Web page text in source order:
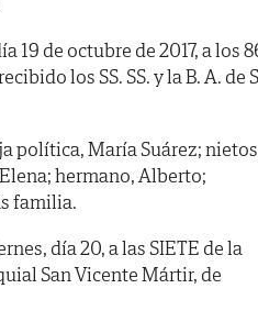
19 de octubre de 2017, a los
los SS. SS. y la B. A. de
política, María Suárez;
hermano, Alberto;
familia.
día 20, a las SIETE de la
San Vicente Mártir, de